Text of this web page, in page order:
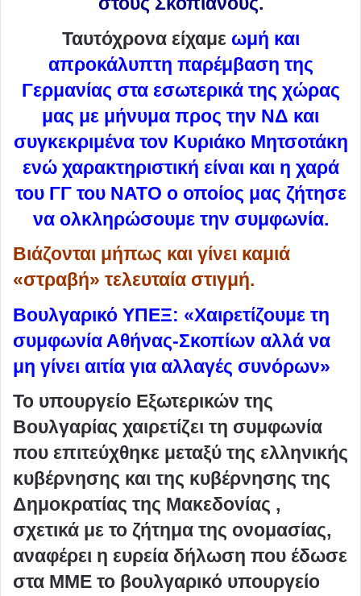
Ταυτόχρονα είχαμεωμή και
απροκάλυπτη παρέμβαση της
Γερμανίας στα εσωτερικά της χώρας
μας με μήνυμα προς την ΝΔ και
συγκεκριμένα τον Κυριάκο Μητσοτάκη
ενώ χαρακτηριστική είναι και η χαρά
του ΓΓ του ΝΑΤΟ ο οποίος μας ζήτησε
να ολκληρώσουμε την συμφωνία.
Βιάζονται μήπως και γίνει καμιά
«στραβή» τελευταία στιγμή.
Βουλγαρικό ΥΠΕΞ: «Χαιρετίζουμε τη
συμφωνία Αθήνας-Σκοπίων αλλά να
μη γίνει αιτία για αλλαγές συνόρων»
Το υπουργείο Εξωτερικών της
Βουλγαρίας χαιρετίζει τη συμφωνία
που επιτεύχθηκε μεταξύ της ελληνικής
κυβέρνησης και της κυβέρνησης της
Δημοκρατίας της Μακεδονίας ,
σχετικά με το ζήτημα της ονομασίας,
αναφέρει η ευρεία δήλωση που έδωσε
στα ΜΜΕ το βουλγαρικό υπουργείο